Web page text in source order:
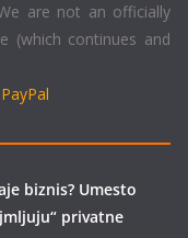
are not an officially
(which continues and
biznis? Umesto
privatne